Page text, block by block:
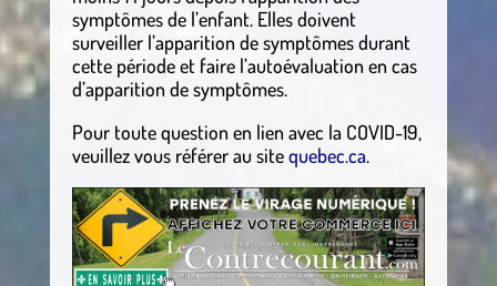
symptômes de l’enfant. Elles doivent
surveiller l’apparition de symptômes durant
cette période et faire l’autoévaluation en cas
d’apparition de symptômes.
Pour toute question en lien avec la COVID-19,
veuillez vous référer au sitequebec.ca.